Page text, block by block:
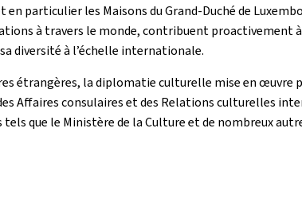
particulier les Maisons du Grand-Duché de
à travers le monde, contribuent proactivement
diversité à l’échelle internationale.
étrangères, la diplomatie culturelle mise en œuvre
Affaires consulaires et des Relations culturelles
que le Ministère de la Culture et de nombreux